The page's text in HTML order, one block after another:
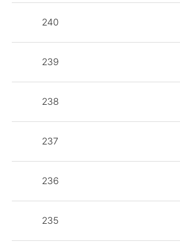
240
239
238
237
236
235